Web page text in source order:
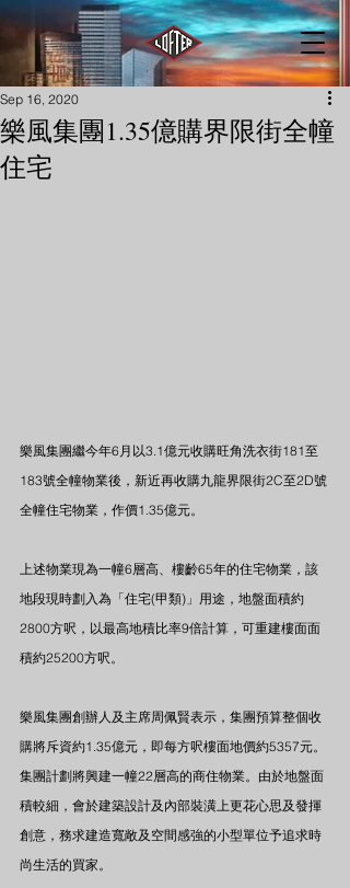
樂風集團1.35億購界限街全幢
住宅
Sep 16, 2020
樂風集團繼今年6月以3.1億元收購旺角洗衣街181至
183號全幢物業後，新近再收購九龍界限街2C至2D號
全幢住宅物業，作價1.35億元。
上述物業現為一幢6層高、樓齡65年的住宅物業，該
地段現時劃入為「住宅(甲類)」用途，地盤面積約
2800方呎，以最高地積比率9倍計算，可重建樓面面
積約25200方呎。
樂風集團創辦人及主席周佩賢表示，集團預算整個收
購將斥資約1.35億元，即每方呎樓面地價約5357元。
集團計劃將興建一幢22層高的商住物業。由於地盤面
積較細，會於建築設計及內部裝潢上更花心思及發揮
創意，務求建造寬敞及空間感強的小型單位予追求時
尚生活的買家。